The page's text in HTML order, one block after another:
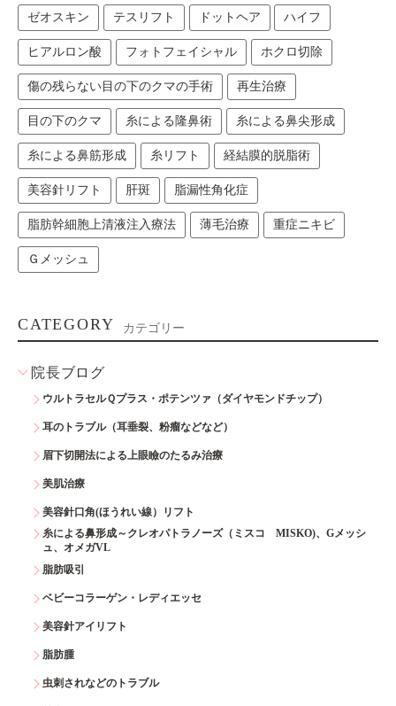
ゼオスキン テスリフト ドットヘア ハイフ
ヒアルロン酸 フォトフェイシャル ホクロ切除
傷の残らない目の下のクマの手術 再生治療
目の下のクマ 糸による隆鼻術 糸による鼻尖形成
糸による鼻筋形成 糸リフト 経結膜的脱脂術
美容針リフト 肝斑 脂漏性角化症
脂肪幹細胞上清液注入療法 薄毛治療 重症ニキビ
Ｇメッシュ
CATEGORY カテゴリー
院長ブログ
ウルトラセルＱプラス・ポテンツァ（ダイヤモンドチップ）
耳のトラブル（耳垂裂、粉瘤などなど）
眉下切開法による上眼瞼のたるみ治療
美肌治療
美容針口角(ほうれい線）リフト
糸による鼻形成～クレオパトラノーズ（ミスコ MISKO)、Gメッシ
ュ、オメガVL
脂肪吸引
ベビーコラーゲン・レディエッセ
美容針アイリフト
脂肪腫
虫刺されなどのトラブル